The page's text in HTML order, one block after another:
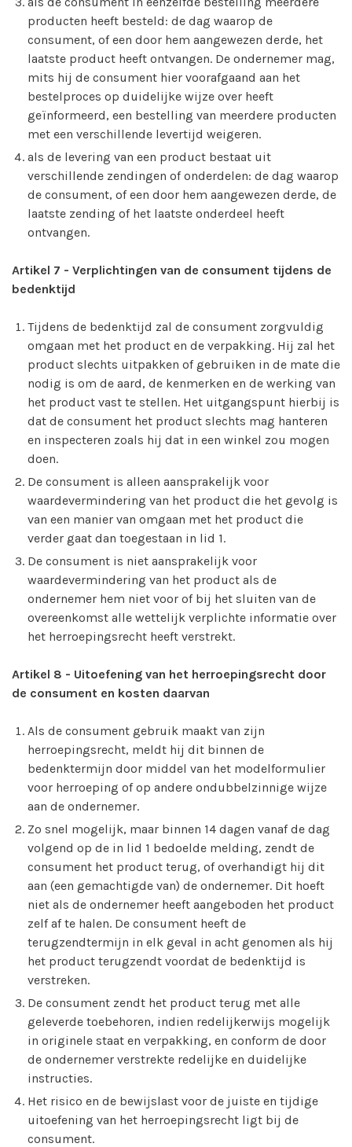
producten heeft besteld: de dag waarop de
consument, of een door hem aangewezen derde, het
laatste product heeft ontvangen. De ondernemer mag,
mits hij de consument hier voorafgaand aan het
bestelproces op duidelijke wijze over heeft
geïnformeerd, een bestelling van meerdere producten
met een verschillende levertijd weigeren.
als de levering van een product bestaat uit
verschillende zendingen of onderdelen: de dag waarop
de consument, of een door hem aangewezen derde, de
laatste zending of het laatste onderdeel heeft
ontvangen.
Artikel 7 - Verplichtingen van de consument tijdens de
bedenktijd
Tijdens de bedenktijd zal de consument zorgvuldig
omgaan met het product en de verpakking. Hij zal het
product slechts uitpakken of gebruiken in de mate die
nodig is om de aard, de kenmerken en de werking van
het product vast te stellen. Het uitgangspunt hierbij is
dat de consument het product slechts mag hanteren
en inspecteren zoals hij dat in een winkel zou mogen
doen.
De consument is alleen aansprakelijk voor
waardevermindering van het product die het gevolg is
van een manier van omgaan met het product die
verder gaat dan toegestaan in lid 1.
De consument is niet aansprakelijk voor
waardevermindering van het product als de
ondernemer hem niet voor of bij het sluiten van de
overeenkomst alle wettelijk verplichte informatie over
het herroepingsrecht heeft verstrekt.
Artikel 8 - Uitoefening van het herroepingsrecht door
de consument en kosten daarvan
Als de consument gebruik maakt van zijn
herroepingsrecht, meldt hij dit binnen de
bedenktermijn door middel van het modelformulier
voor herroeping of op andere ondubbelzinnige wijze
aan de ondernemer.
Zo snel mogelijk, maar binnen 14 dagen vanaf de dag
volgend op de in lid 1 bedoelde melding, zendt de
consument het product terug, of overhandigt hij dit
aan (een gemachtigde van) de ondernemer. Dit hoeft
niet als de ondernemer heeft aangeboden het product
zelf af te halen. De consument heeft de
terugzendtermijn in elk geval in acht genomen als hij
het product terugzendt voordat de bedenktijd is
verstreken.
De consument zendt het product terug met alle
geleverde toebehoren, indien redelijkerwijs mogelijk
in originele staat en verpakking, en conform de door
de ondernemer verstrekte redelijke en duidelijke
instructies.
Het risico en de bewijslast voor de juiste en tijdige
uitoefening van het herroepingsrecht ligt bij de
consument.